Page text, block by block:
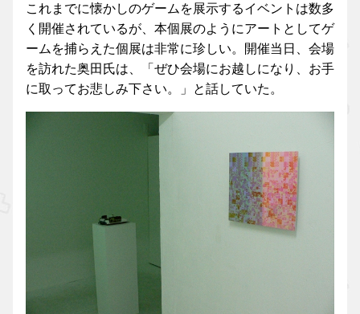
これまでに懐かしのゲームを展示するイベントは数多
く開催されているが、本個展のようにアートとしてゲ
ームを捕らえた個展は非常に珍しい。開催当日、会場
を訪れた奥田氏は、「ぜひ会場にお越しになり、お手
に取ってお悲しみ下さい。」と話していた。